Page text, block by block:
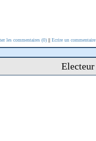
les commentaires (0)|| Ecrire un commentaire
Electeur